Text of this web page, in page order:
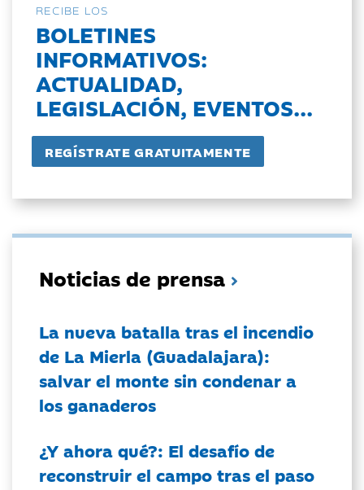
RECIBE LOS
BOLETINES
INFORMATIVOS:
ACTUALIDAD,
LEGISLACIÓN, EVENTOS...
Noticias de prensa
La nueva batalla tras el incendio
de La Mierla (Guadalajara):
salvar el monte sin condenar a
los ganaderos
¿Y ahora qué?: El desafío de
reconstruir el campo tras el paso